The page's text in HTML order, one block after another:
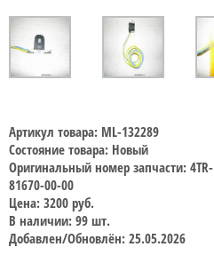
Артикул товара: ML-132289
Состояние товара: Новый
Оригинальный номер запчасти: 4TR-
81670-00-00
Цена: 3200 руб.
В наличии: 99 шт.
Добавлен/Обновлён: 25.05.2026